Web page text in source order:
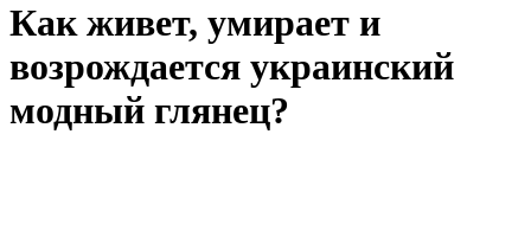
Как живет, умирает и
возрождается украинский
модный глянец?